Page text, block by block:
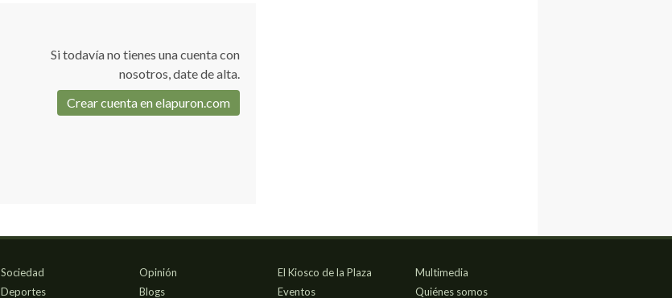
Si todavía no tienes una cuenta con
nosotros, date de alta.
Crear cuenta en elapuron.com
Sociedad
Deportes
Opinión
Blogs
El Kiosco de la Plaza
Eventos
Multimedia
Quiénes somos